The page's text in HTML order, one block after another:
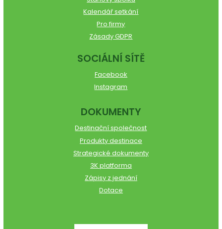
Kalendář setkání
Pro firmy
Zásady GDPR
SOCIÁLNÍ SÍTĚ
Facebook
Instagram
DOKUMENTY
Destinační společnost
Produkty destinace
Strategické dokumenty
3K platforma
Zápisy z jednání
Dotace